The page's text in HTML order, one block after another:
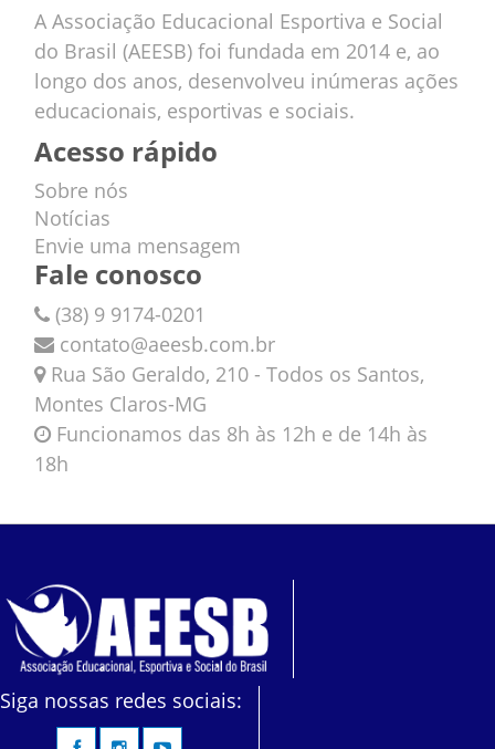
A Associação Educacional Esportiva e Social
do Brasil (AEESB) foi fundada em 2014 e, ao
longo dos anos, desenvolveu inúmeras ações
educacionais, esportivas e sociais.
Acesso rápido
Sobre nós
Notícias
Envie uma mensagem
Fale conosco
(38) 9 9174-0201
contato@aeesb.com.br
Rua São Geraldo, 210 - Todos os Santos,
Montes Claros-MG
Funcionamos das 8h às 12h e de 14h às
18h
Siga nossas redes sociais: